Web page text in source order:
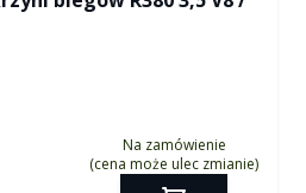
Na zamówienie
(cena może ulec zmianie)